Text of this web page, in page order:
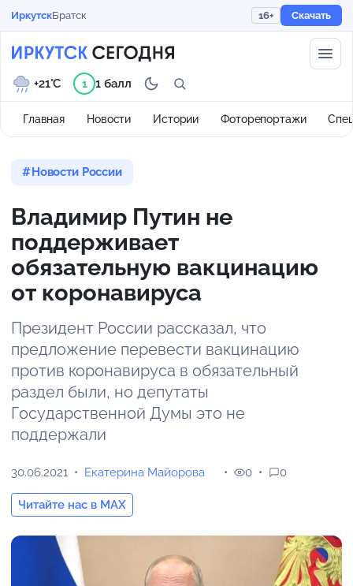
ИркутскБратск 16+ Скачать
Главная Новости Истории Фоторепортажи
+21°C 1 1 балл
Новости России
Владимир Путин не
поддерживает
обязательную вакцинацию
от коронавируса
Президент России рассказал, что
предложение перевести вакцинацию
против коронавируса в обязательный
раздел были, но депутаты
Государственной Думы это не
поддержали
30.06.2021 Екатерина Майорова
Читайте нас в MAX
0 0